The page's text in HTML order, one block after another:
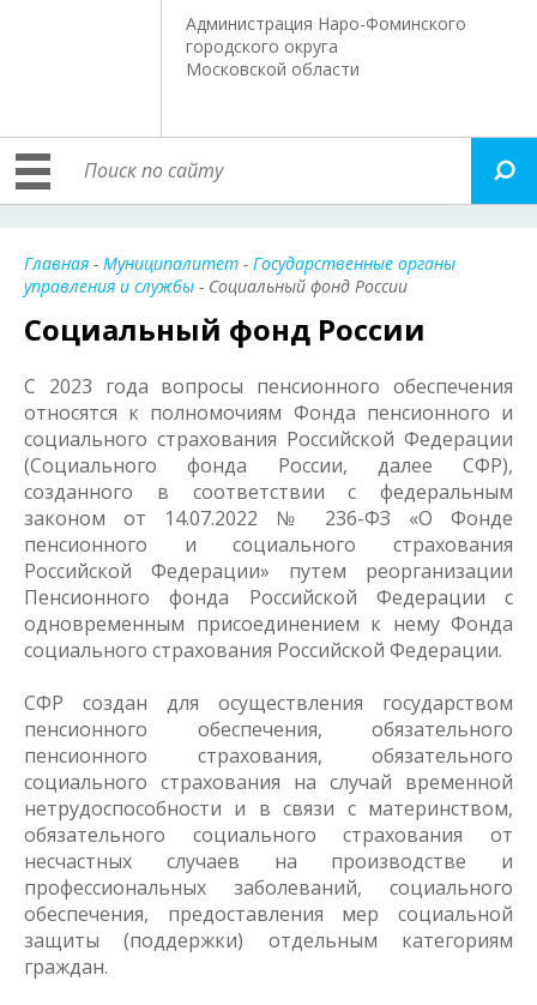
Администрация Наро-Фоминского
городского округа
Московской области
Главная - Муниципалитет - Государственные органы
управления и службы - Социальный фонд России
Социальный фонд России
С 2023 года вопросы пенсионного обеспечения
относятся к полномочиям Фонда пенсионного и
социального страхования Российской Федерации
(Социального фонда России, далее СФР),
созданного в соответствии с федеральным
законом от 14.07.2022 № 236-ФЗ «О Фонде
пенсионного и социального страхования
Российской Федерации» путем реорганизации
Пенсионного фонда Российской Федерации с
одновременным присоединением к нему Фонда
социального страхования Российской Федерации.
СФР создан для осуществления государством
пенсионного обеспечения, обязательного
пенсионного страхования, обязательного
социального страхования на случай временной
нетрудоспособности и в связи с материнством,
обязательного социального страхования от
несчастных случаев на производстве и
профессиональных заболеваний, социального
обеспечения, предоставления мер социальной
защиты (поддержки) отдельным категориям
граждан.